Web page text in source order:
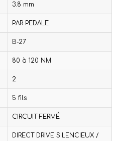
3.8 mm
PAR PEDALE
B-27
80 à 120 NM
2
5 fils
CIRCUIT FERMÉ
DIRECT DRIVE SILENCIEUX /